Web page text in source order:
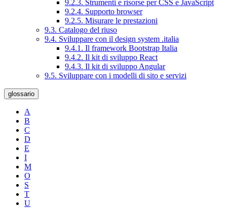
9.2.3. Strumenti e risorse per CSS e JavaScript
9.2.4. Supporto browser
9.2.5. Misurare le prestazioni
9.3. Catalogo del riuso
9.4. Sviluppare con il design system .italia
9.4.1. Il framework Bootstrap Italia
9.4.2. Il kit di sviluppo React
9.4.3. Il kit di sviluppo Angular
9.5. Sviluppare con i modelli di sito e servizi
glossario
A
B
C
D
E
I
M
O
S
T
U